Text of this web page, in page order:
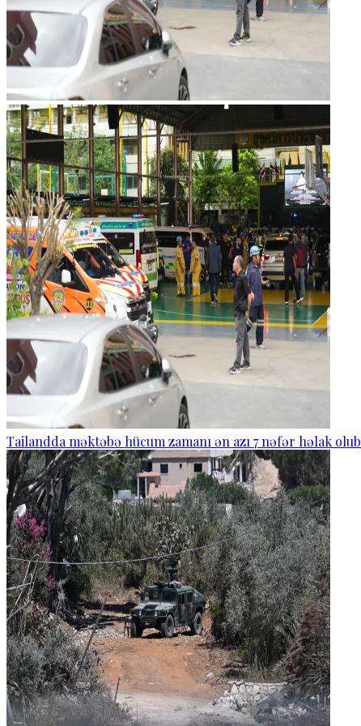
Tailandda məktəbə hücum zamanı ən azı 7 nəfər həlak olub